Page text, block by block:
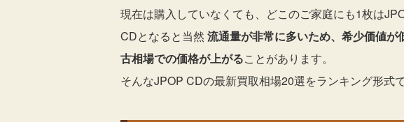
現在は購入していなくても、どこのご家庭にも1枚は
CDとなると当然 流通量が非常に多いため、希少価値が
古相場での価格が上がることがあります。
そんなJPOP CDの最新買取相場20選をランキング形式